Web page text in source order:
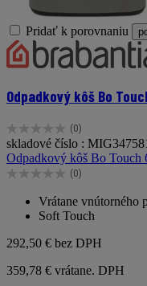
Pridať k porovnaniu
Odpadkový kôš Bo
(0)
0.0
z
5
hviezdičiek.
skladové číslo :
Odpadkový kôš Bo Touch
(0)
0.0
hviezdičiek.
Vrátane vnútorného
Soft Touch
292,50 € bez DPH
359,78 € vrátane. DPH